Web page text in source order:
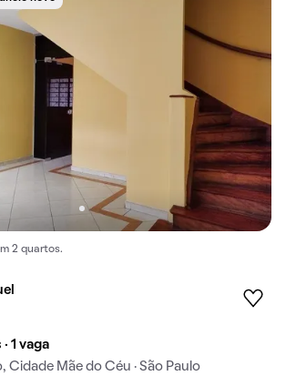
2 quartos.
1 vaga
Cidade Mãe do Céu · São Paulo